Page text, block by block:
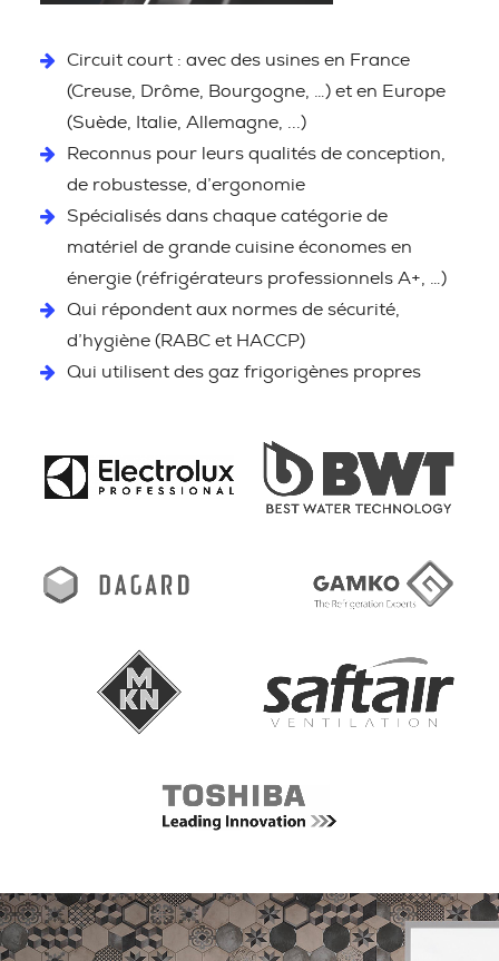
Circuit court : avec des usines en France
(Creuse, Drôme, Bourgogne, …) et en Europe
(Suède, Italie, Allemagne, ...)
Reconnus pour leurs qualités de conception,
de robustesse, d’ergonomie
Spécialisés dans chaque catégorie de
matériel de grande cuisine économes en
énergie (réfrigérateurs professionnels A+, …)
Qui répondent aux normes de sécurité,
d’hygiène (RABC et HACCP)
Qui utilisent des gaz frigorigènes propres